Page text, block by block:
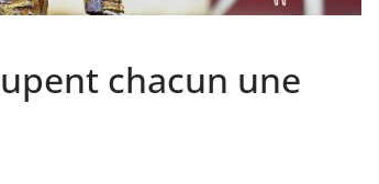
chacun une